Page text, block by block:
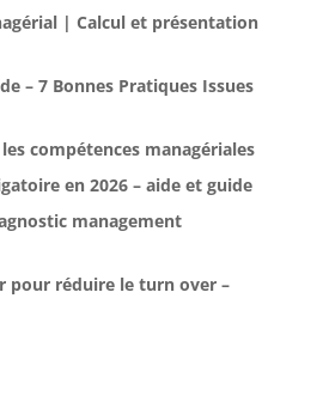
| Calcul et présentation
– 7 Bonnes Pratiques Issues
compétences managériales
en 2026 – aide et guide
management
pour réduire le turn over –